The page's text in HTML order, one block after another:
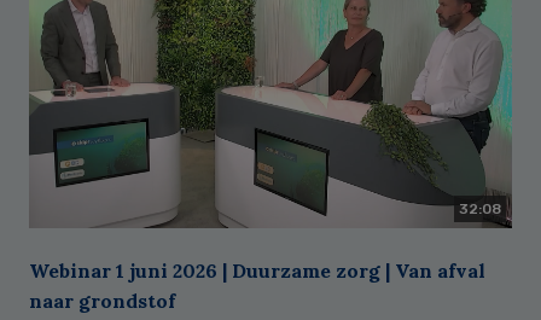
32:08
Webinar 1 juni 2026 | Duurzame zorg | Van afval
naar grondstof